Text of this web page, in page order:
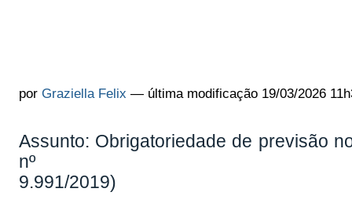
por última modificação
Assunto: Obrigatoriedade de previsão
nº
9.991/2019)